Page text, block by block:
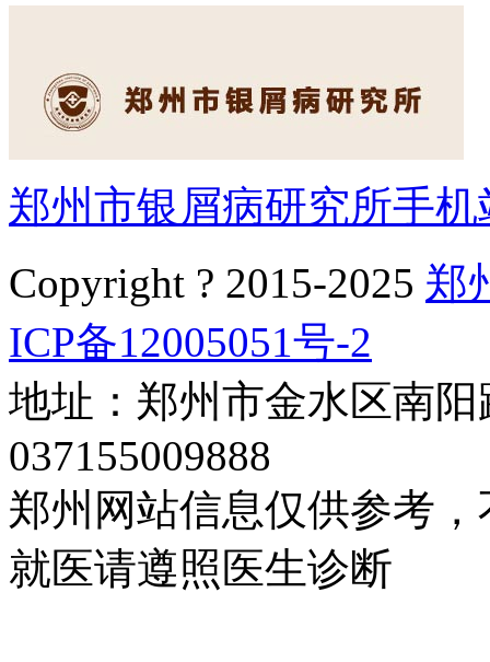
郑州市银屑病研究所手机
Copyright ? 2015-2025 郑
ICP备12005051号-2
地址：郑州市金水区南
037155009888
郑州网站信息仅供参考
就医请遵照医生诊断